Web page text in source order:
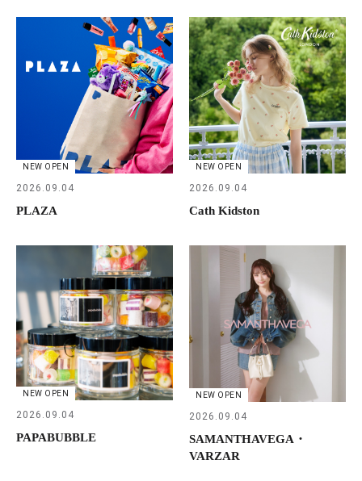
NEW OPEN
2026.09.04
PLAZA
NEW OPEN
2026.09.04
Cath Kidston
NEW OPEN
2026.09.04
PAPABUBBLE
NEW OPEN
2026.09.04
SAMANTHAVEGA・
VARZAR